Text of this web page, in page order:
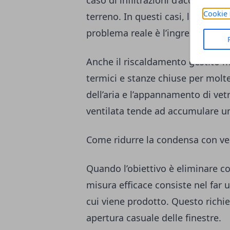
Cookie
terreno. In questi casi, la
problema reale è l’ingresso
Anche il riscaldamento gestito
termici e stanze chiuse per
dell’aria e l’appannamento di
ventilata tende ad accumulare
Come ridurre la condensa con
Quando l’obiettivo è eliminare
misura efficace consiste nel far
cui viene prodotto. Questo
apertura casuale delle finestre.